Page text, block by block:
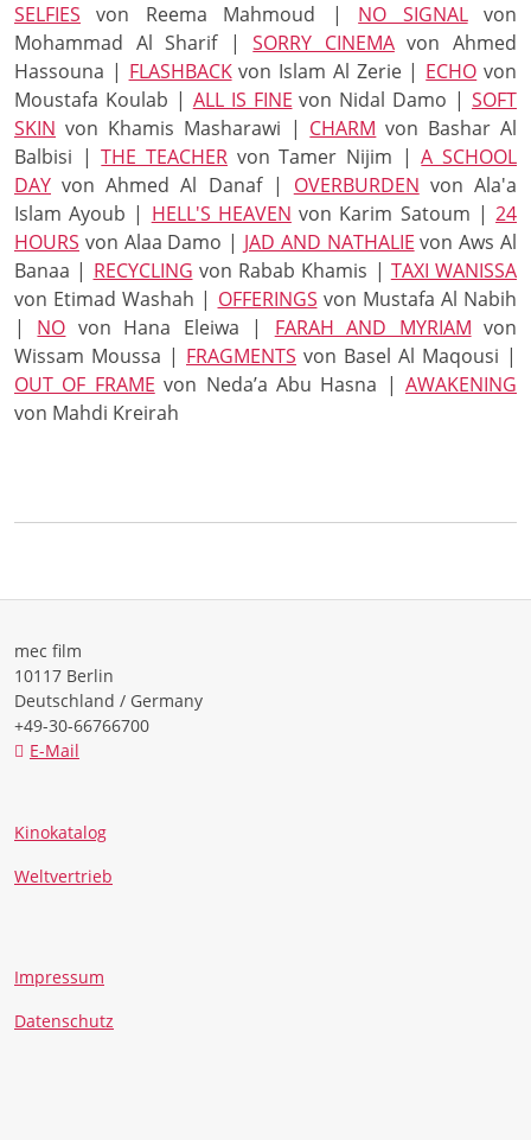
SELFIES von Reema Mahmoud | NO SIGNALvon
Mohammad Al Sharif |SORRY CINEMAvon Ahmed
Hassouna | FLASHBACKvon Islam Al Zerie | ECHO von
Moustafa Koulab | ALL IS FINE von Nidal Damo |SOFT
SKIN von Khamis Masharawi | CHARM von Bashar Al
Balbisi |THE TEACHER von Tamer Nijim |A SCHOOL
DAY von Ahmed Al Danaf | OVERBURDEN von Ala'a
Islam Ayoub | HELL'S HEAVEN von Karim Satoum |24
HOURS von Alaa Damo | JAD AND NATHALIE von Aws Al
Banaa | RECYCLING von Rabab Khamis | TAXI WANISSA
von Etimad Washah | OFFERINGS von Mustafa Al Nabih
| NO von Hana Eleiwa | FARAH AND MYRIAM von
Wissam Moussa | FRAGMENTS von Basel Al Maqousi |
OUT OF FRAME von Neda’a Abu Hasna | AWAKENING
von Mahdi Kreirah
mec film
10117 Berlin
Deutschland / Germany
+49-30-66766700
E-Mail
Kinokatalog
Weltvertrieb
Impressum
Datenschutz